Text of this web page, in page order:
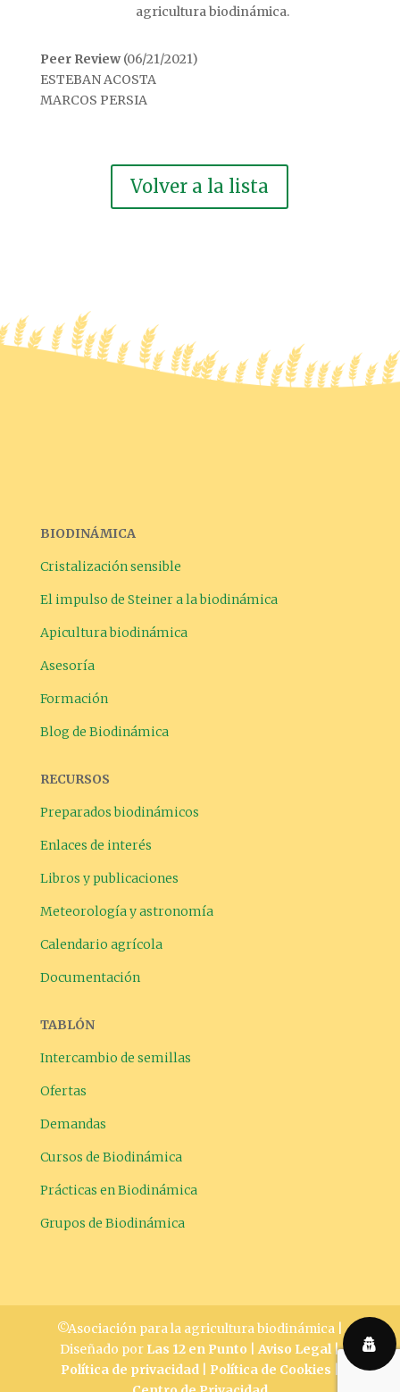
agricultura biodinámica.
Peer Review(06/21/2021)
ESTEBAN ACOSTA
MARCOS PERSIA
Volver a la lista
BIODINÁMICA
Cristalización sensible
El impulso de Steiner a la biodinámica
Apicultura biodinámica
Asesoría
Formación
Blog de Biodinámica
RECURSOS
Preparados biodinámicos
Enlaces de interés
Libros y publicaciones
Meteorología y astronomía
Calendario agrícola
Documentación
TABLÓN
Intercambio de semillas
Ofertas
Demandas
Cursos de Biodinámica
Prácticas en Biodinámica
Grupos de Biodinámica
©Asociación para la agricultura biodinámica |
Diseñado por Las 12 en Punto |Aviso Legal |
Política de privacidad| Política de Cookies